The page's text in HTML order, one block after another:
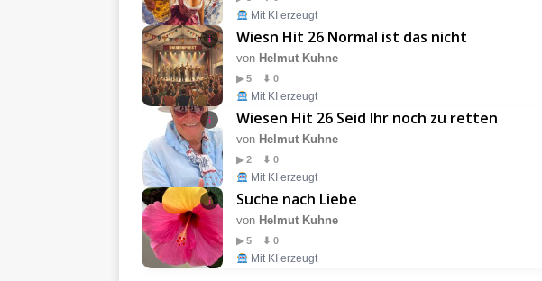
Mit KI erzeugt
i Wiesn Hit 26 Normal ist das nicht
von Helmut Kuhne
▶ 5 ⬇ 0
Mit KI erzeugt
i Wiesen Hit 26 Seid Ihr noch zu retten
von Helmut Kuhne
▶ 2 ⬇ 0
Mit KI erzeugt
i Suche nach Liebe
von Helmut Kuhne
▶ 5 ⬇ 0
Mit KI erzeugt